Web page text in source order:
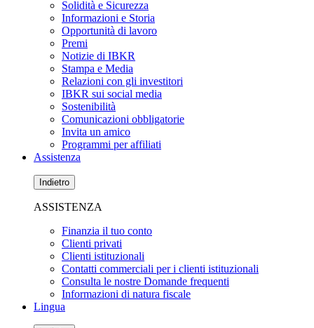
Solidità e Sicurezza
Informazioni e Storia
Opportunità di lavoro
Premi
Notizie di IBKR
Stampa e Media
Relazioni con gli investitori
IBKR sui social media
Sostenibilità
Comunicazioni obbligatorie
Invita un amico
Programmi per affiliati
Assistenza
Indietro
ASSISTENZA
Finanzia il tuo conto
Clienti privati
Clienti istituzionali
Contatti commerciali per i clienti istituzionali
Consulta le nostre Domande frequenti
Informazioni di natura fiscale
Lingua